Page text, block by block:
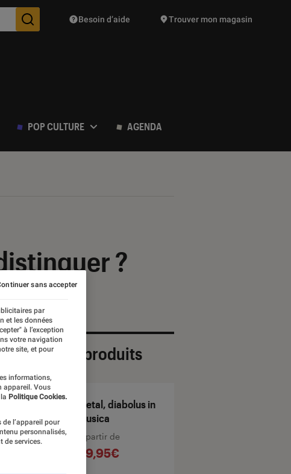
Des suggestions de produits vont vous être proposées
Besoin d’aide Trouver mon magasin
POP CULTURE AGENDA
?
de produits
Metal, diabolus in
musica
À partir de
39,95€
par
et les données
à l’exception
votre navigation
site, et pour
informations,
appareil. Vous
Politique Cookies.
l’appareil pour
personnalisés,
de services.
sans accepter